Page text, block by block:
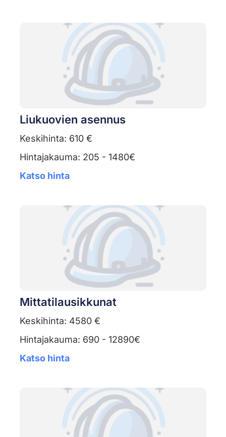
Liukuovien asennus
Keskihinta: 610 €
Hintajakauma: 205 - 1480€
Katso hinta
Mittatilausikkunat
Keskihinta: 4580 €
Hintajakauma: 690 - 12890€
Katso hinta